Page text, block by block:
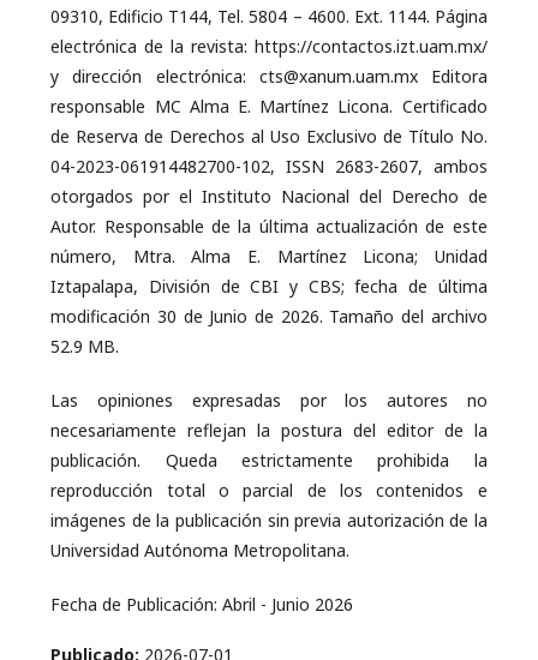
09310, Edificio T144, Tel. 5804 – 4600. Ext. 1144. Página
electrónica de la revista: https://contactos.izt.uam.mx/
y dirección electrónica: cts@xanum.uam.mx Editora
responsable MC Alma E. Martínez Licona. Certificado
de Reserva de Derechos al Uso Exclusivo de Título No.
04-2023-061914482700-102, ISSN 2683-2607, ambos
otorgados por el Instituto Nacional del Derecho de
Autor. Responsable de la última actualización de este
número, Mtra. Alma E. Martínez Licona; Unidad
Iztapalapa, División de CBI y CBS; fecha de última
modificación 30 de Junio de 2026. Tamaño del archivo
52.9 MB.
Las opiniones expresadas por los autores no
necesariamente reflejan la postura del editor de la
publicación. Queda estrictamente prohibida la
reproducción total o parcial de los contenidos e
imágenes de la publicación sin previa autorización de la
Universidad Autónoma Metropolitana.
Fecha de Publicación: Abril - Junio 2026
Publicado: 2026-07-01